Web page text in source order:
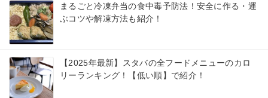
まるごと冷凍弁当の食中毒予防法！安全に作る・運
ぶコツや解凍方法も紹介！
【2025年最新】スタバの全フードメニューのカロ
リーランキング！【低い順】で紹介！